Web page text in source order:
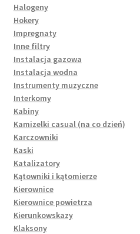
Halogeny
Hokery
Impregnaty
Inne filtry
Instalacja gazowa
Instalacja wodna
Instrumenty muzyczne
Interkomy
Kabiny
Kamizelki casual (na co dzień)
Karczowniki
Kaski
Katalizatory
Kątowniki i kątomierze
Kierownice
Kierownice powietrza
Kierunkowskazy
Klaksony